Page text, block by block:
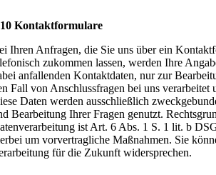
Kontaktformulare
Ihren Anfragen, die Sie uns über ein
zukommen lassen, werden Ihre
anfallenden Kontaktdaten, nur zur
Fall von Anschlussfragen bei uns verarbeitet
Daten werden ausschließlich
Bearbeitung Ihrer Fragen genutzt.
ist Art. 6 Abs. 1 S. 1 lit. b
um vorvertragliche Maßnahmen. Sie
für die Zukunft widersprechen.